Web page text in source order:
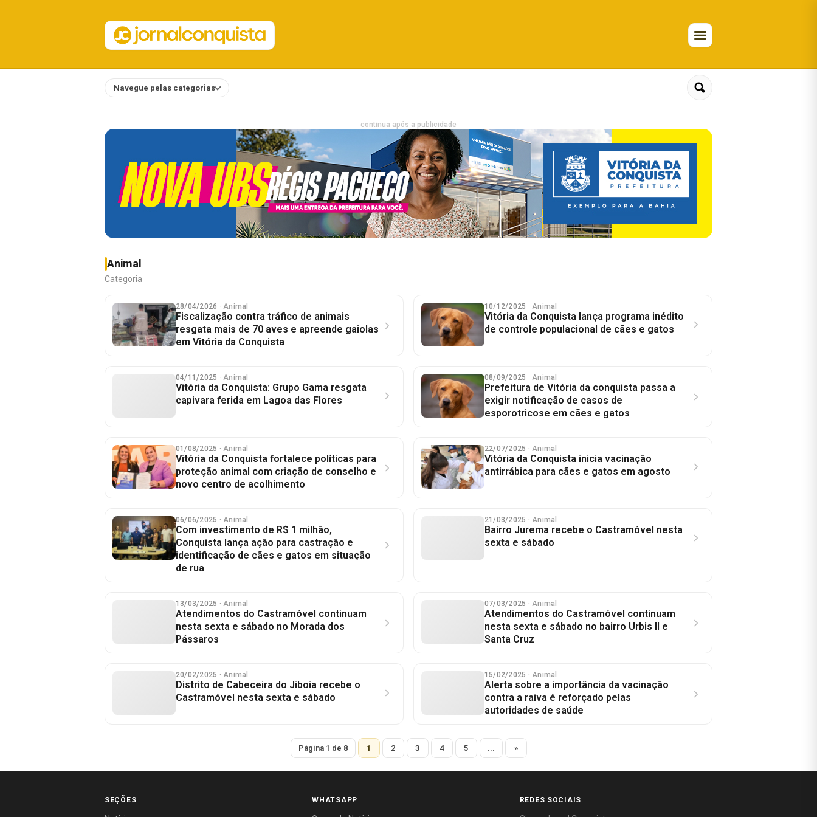
Navegue pelas categorias
continua após a publicidade
Animal
Categoria
28/04/2026 · Animal
Fiscalização contra tráfico de animais
resgata mais de 70 aves e apreende gaiolas
em Vitória da Conquista
10/12/2025 · Animal
Vitória da Conquista lança programa inédito
de controle populacional de cães e gatos
04/11/2025 · Animal
Vitória da Conquista: Grupo Gama resgata
capivara ferida em Lagoa das Flores
08/09/2025 · Animal
Prefeitura de Vitória da conquista passa a
exigir notificação de casos de
esporotricose em cães e gatos
01/08/2025 · Animal
Vitória da Conquista fortalece políticas para
proteção animal com criação de conselho e
novo centro de acolhimento
22/07/2025 · Animal
Vitória da Conquista inicia vacinação
antirrábica para cães e gatos em agosto
06/06/2025 · Animal
Com investimento de R$ 1 milhão,
Conquista lança ação para castração e
identificação de cães e gatos em situação
de rua
21/03/2025 · Animal
Bairro Jurema recebe o Castramóvel nesta
sexta e sábado
13/03/2025 · Animal
Atendimentos do Castramóvel continuam
nesta sexta e sábado no Morada dos
Pássaros
07/03/2025 · Animal
Atendimentos do Castramóvel continuam
nesta sexta e sábado no bairro Urbis II e
Santa Cruz
20/02/2025 · Animal
Distrito de Cabeceira do Jiboia recebe o
Castramóvel nesta sexta e sábado
15/02/2025 · Animal
Alerta sobre a importância da vacinação
contra a raiva é reforçado pelas
autoridades de saúde
Página 1 de 8 1 2 3 4 5 ... »
SEÇÕES WHATSAPP REDES SOCIAIS